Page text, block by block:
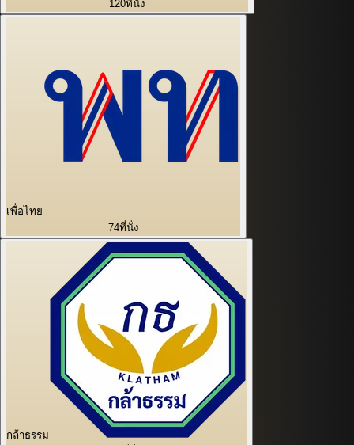
120ที่นั่ง
เพื่อไทย
74ที่นั่ง
กล้าธรรม